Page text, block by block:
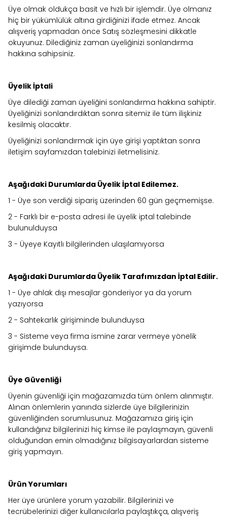
Üye olmak oldukça basit ve hızlı bir işlemdir. Üye olmanız
hiç bir yükümlülük altına girdiğinizi ifade etmez. Ancak
alışveriş yapmadan önce Satış sözleşmesini dikkatle
okuyunuz. Dilediğiniz zaman üyeliğinizi sonlandırma
hakkına sahipsiniz.
Üyelik İptali
Üye dilediği zaman üyeliğini sonlandırma hakkına sahiptir.
Üyeliğinizi sonlandırdıktan sonra sitemiz ile tüm ilişkiniz
kesilmiş olacaktır.
Üyeliğinizi sonlandırmak için üye girişi yaptıktan sonra
iletişim sayfamızdan talebinizi iletmelisiniz.
Aşağıdaki Durumlarda Üyelik İptal Edilemez.
1 - Üye son verdiği sipariş üzerinden 60 gün geçmemişse.
2 - Farklı bir e-posta adresi ile üyelik iptal talebinde
bulunulduysa
3 - Üyeye Kayıtlı bilgilerinden ulaşılamıyorsa
Aşağıdaki Durumlarda Üyelik Tarafımızdan İptal Edilir.
1 - Üye ahlak dışı mesajlar gönderiyor ya da yorum
yazıyorsa
2 - Sahtekarlık girişiminde bulunduysa
3 - Sisteme veya firma ismine zarar vermeye yönelik
girişimde bulunduysa.
Üye Güvenliği
Üyenin güvenliği için mağazamızda tüm önlem alınmıştır.
Alınan önlemlerin yanında sizlerde üye bilgilerinizin
güvenliğinden sorumlusunuz. Mağazamıza giriş için
kullandığınız bilgilerinizi hiç kimse ile paylaşmayın, güvenli
olduğundan emin olmadığınız bilgisayarlardan sisteme
giriş yapmayın.
Ürün Yorumları
Her üye ürünlere yorum yazabilir. Bilgilerinizi ve
tecrübelerinizi diğer kullanıcılarla paylaştıkça, alışveriş